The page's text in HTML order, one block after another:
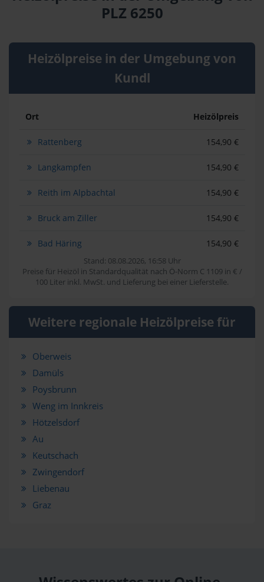
PLZ 6250
Heizölpreise in der Umgebung von
Kundl
Ort Heizölpreis
Rattenberg 154,90 €
Langkampfen 154,90 €
Reith im Alpbachtal 154,90 €
Bruck am Ziller 154,90 €
Bad Häring 154,90 €
Stand: 08.08.2026, 16:58 Uhr
Preise für Heizöl in Standardqualität nach Ö-Norm C 1109 in € /
100 Liter inkl. MwSt. und Lieferung bei einer Lieferstelle.
Weitere regionale Heizölpreise für
Oberweis
Damüls
Poysbrunn
Weng im Innkreis
Hötzelsdorf
Au
Keutschach
Zwingendorf
Liebenau
Graz